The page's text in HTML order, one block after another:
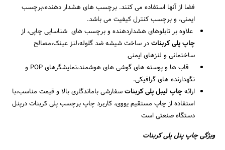
جستجو
فضا از آنها استفاده می کنند. برچسب های هشدار دهنده،برچسب
ایمنی، و برچسب کنترل کیفیت می باشد.
علاوه بر تابلوهای هشداردهنده و برچسب های شناسایی چاپی، از
چاپ پلی کربناتدر ساخت شیشه ضد گلوله،لنز عینک،مصالح
ساختمانی و لنزهای ایمنی
قاب ها و پوسته های گوشی های هوشمند،نمایشگرهای POP و
نگهدارنده های گرافیکی.
ارائهچاپ لیبل پلی کربناتسفارشی باماندگاری بالا و قیمت مناسب،با
استفاده از چاپ مستقیم یووی، کاربرد چاپ برچسب پلی کربنات درپنل
دستگاه صنعتی است
ویژگی چاپ پنل پلی کربنات